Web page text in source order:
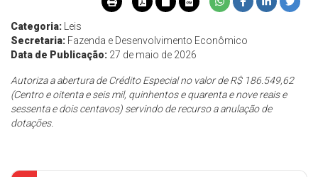
Categoria:
Leis
Secretaria: Fazenda e Desenvolvimento Econômico
Data de Publicação: 27 de maio de 2026
Autoriza a abertura de Crédito Especial no valor de R$ 186.549,62
(Centro e oitenta e seis mil, quinhentos e quarenta e nove reais e
sessenta e dois centavos) servindo de recurso a anulação de
dotações.